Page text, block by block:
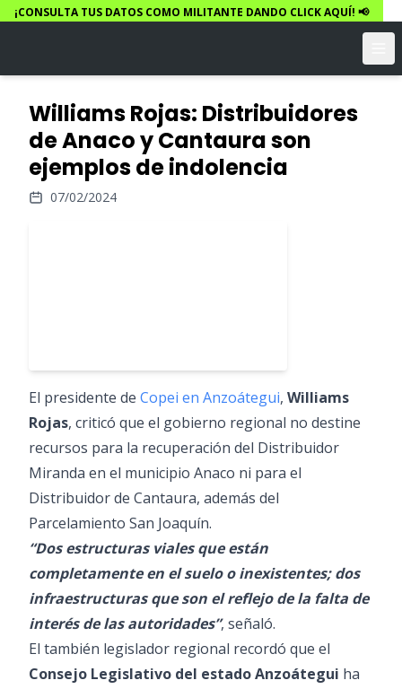
¡CONSULTA TUS DATOS COMO MILITANTE DANDO CLICK AQUÍ! 📢
Williams Rojas: Distribuidores
de Anaco y Cantaura son
ejemplos de indolencia
07/02/2024
El presidente de Copei en Anzoátegui, Williams
Rojas, criticó que el gobierno regional no destine
recursos para la recuperación del Distribuidor
Miranda en el municipio Anaco ni para el
Distribuidor de Cantaura, además del
Parcelamiento San Joaquín.
“Dos estructuras viales que están
completamente en el suelo o inexistentes; dos
infraestructuras que son el reflejo de la falta de
interés de las autoridades”, señaló.
El también legislador regional recordó que el
Consejo Legislativo del estado Anzoátegui ha